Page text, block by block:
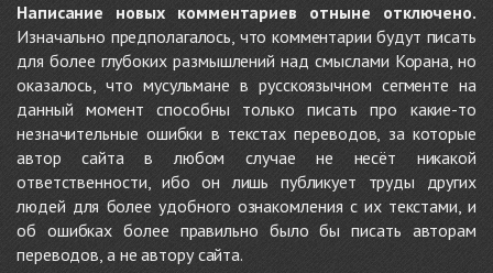
Написание новых комментариев отныне отключено.
Изначально предполагалось, что комментарии будут писать
для более глубоких размышлений над смыслами Корана, но
оказалось, что мусульмане в русскоязычном сегменте на
данный момент способны только писать про какие-то
незначительные ошибки в текстах переводов, за которые
автор сайта в любом случае не несёт никакой
ответственности, ибо он лишь публикует труды других
людей для более удобного ознакомления с их текстами, и
об ошибках более правильно было бы писать авторам
переводов, а не автору сайта.